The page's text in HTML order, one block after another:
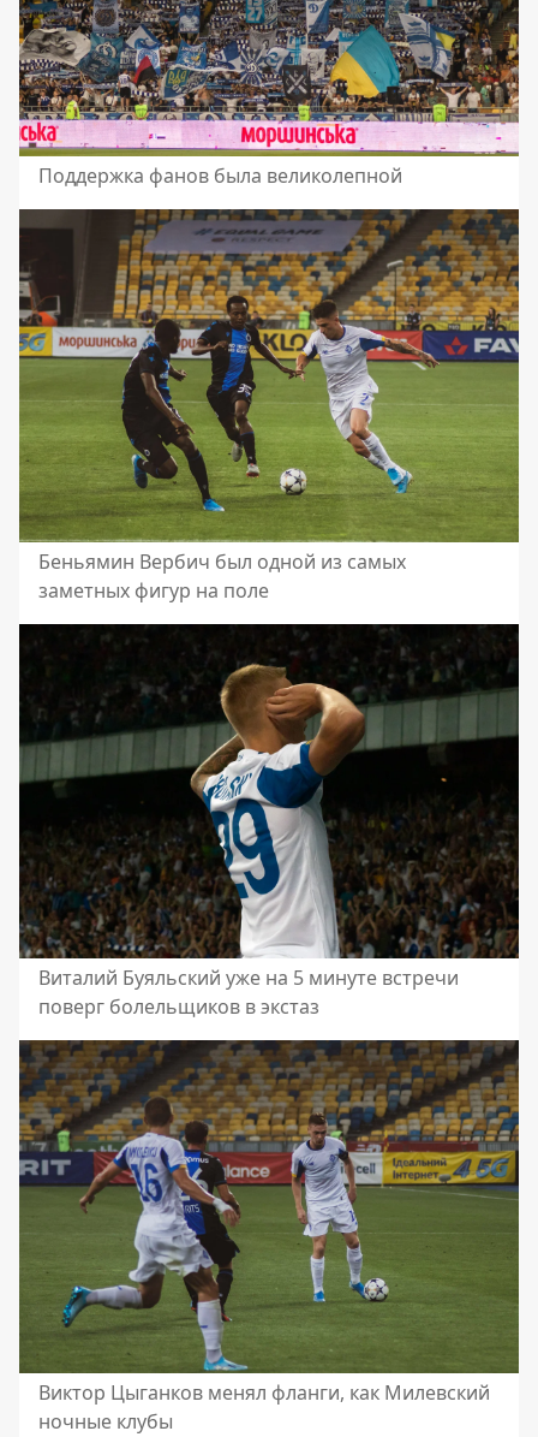
Поддержка фанов была великолепной
Беньямин Вербич был одной из самых
заметных фигур на поле
Виталий Буяльский уже на 5 минуте встречи
поверг болельщиков в экстаз
Виктор Цыганков менял фланги, как Милевский
ночные клубы